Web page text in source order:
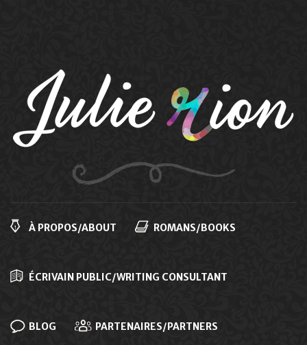
principale
À PROPOS/ABOUT
ROMANS/BOOKS
ÉCRIVAIN PUBLIC/WRITING CONSULTANT
BLOG PARTENAIRES/PARTNERS